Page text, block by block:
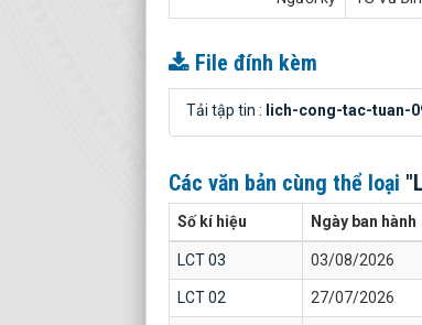
File đính kèm
Tải tập tin : lich-cong-tac-tuan-
Các văn bản cùng thể loại
Số kí hiệu Ngày ban hành
LCT 03 03/08/2026
LCT 02 27/07/2026